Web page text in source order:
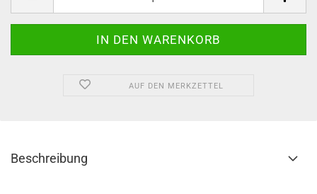
AUF DEN MERKZETTEL
Beschreibung